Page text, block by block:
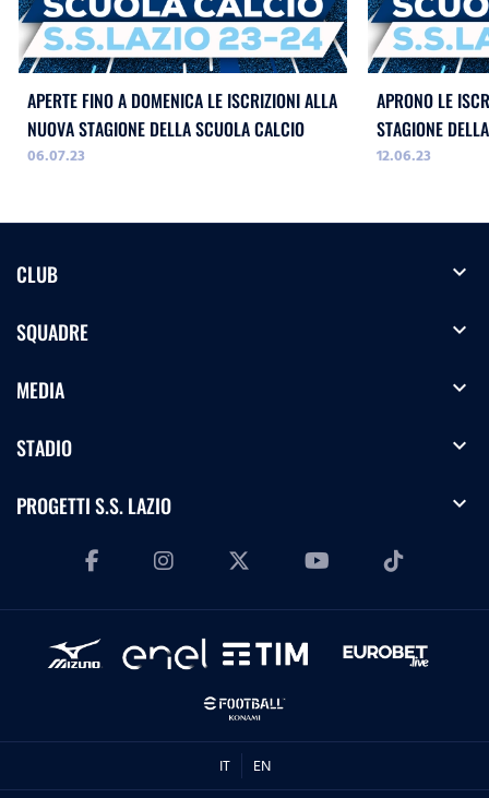
APERTE FINO A DOMENICA LE ISCRIZIONI ALLA
NUOVA STAGIONE DELLA SCUOLA CALCIO
06.07.23
APRONO LE
STAGIONE
12.06.23
CLUB expand_more
SQUADRE expand_more
MEDIA expand_more
STADIO expand_more
PROGETTI S.S. LAZIO expand_more
IT EN